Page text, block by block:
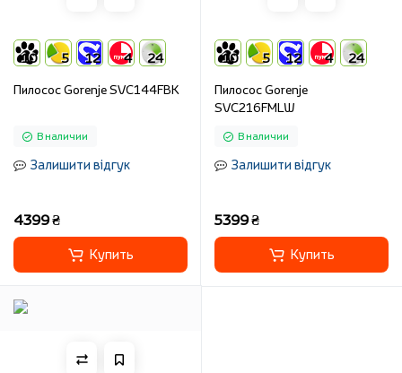
10 5 12 4 24
Пилосос Gorenje SVC144FBK
В наличии
Залишити відгук
4399 ₴
Купить
10 5 12 4 24
Пилосос Gorenje
SVC216FMLW
В наличии
Залишити відгук
5399 ₴
Купить